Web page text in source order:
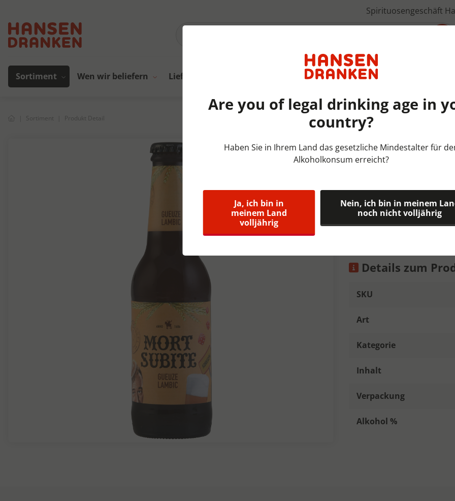
Spirituosengeschäft
Sortiment Wen wir beliefern Lieferanten
Sortiment Produkt Detail
Bieren België | KRAT |
Mort Subite
cl 4,5%
Mort Subite Gueuze is
Lambic het uit vechten.
Details zum
SKU
Art
Kategorie
Inhalt
Verpackung
Alkohol %
Are you of legal drinking age in
country?
Haben Sie in Ihrem Land das gesetzliche Mindestalter für
Alkoholkonsum erreicht?
Ja, ich bin in
meinem Land
volljährig
Nein, ich bin in meinem
noch nicht volljährig